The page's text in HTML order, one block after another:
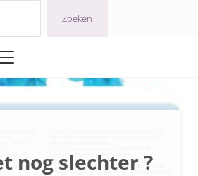
Zoeken
Menu
nog slechter ?